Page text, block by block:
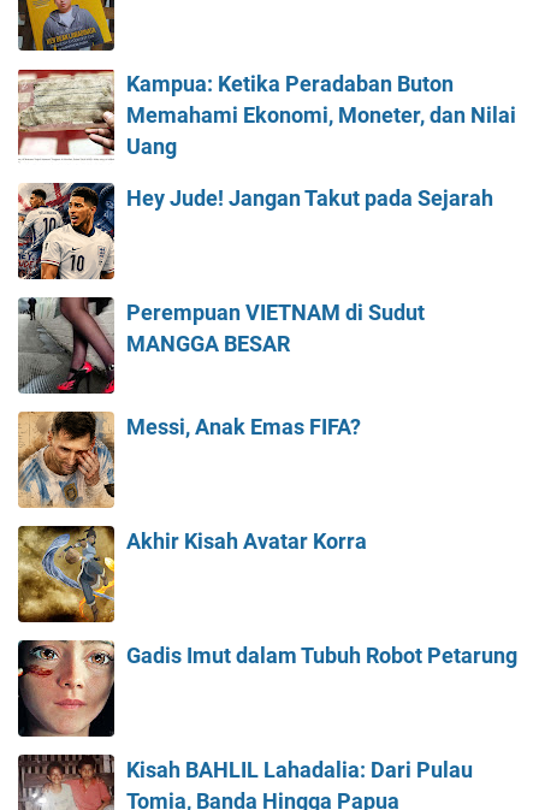
Kampua: Ketika Peradaban Buton
Memahami Ekonomi, Moneter, dan Nilai
Uang
Hey Jude! Jangan Takut pada Sejarah
Perempuan VIETNAM di Sudut
MANGGA BESAR
Messi, Anak Emas FIFA?
Akhir Kisah Avatar Korra
Gadis Imut dalam Tubuh Robot Petarung
Kisah BAHLIL Lahadalia: Dari Pulau
Tomia, Banda Hingga Papua